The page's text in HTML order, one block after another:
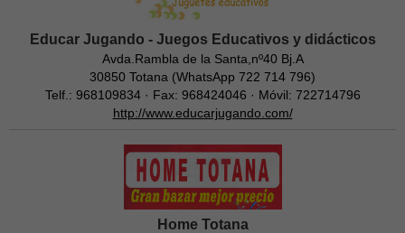
Educar Jugando - Juegos Educativos y didácticos
Avda.Rambla de la Santa,nº40 Bj.A
30850 Totana (WhatsApp 722 714 796)
Telf.: 968109834 · Fax: 968424046 · Móvil: 722714796
http://www.educarjugando.com/
Home Totana